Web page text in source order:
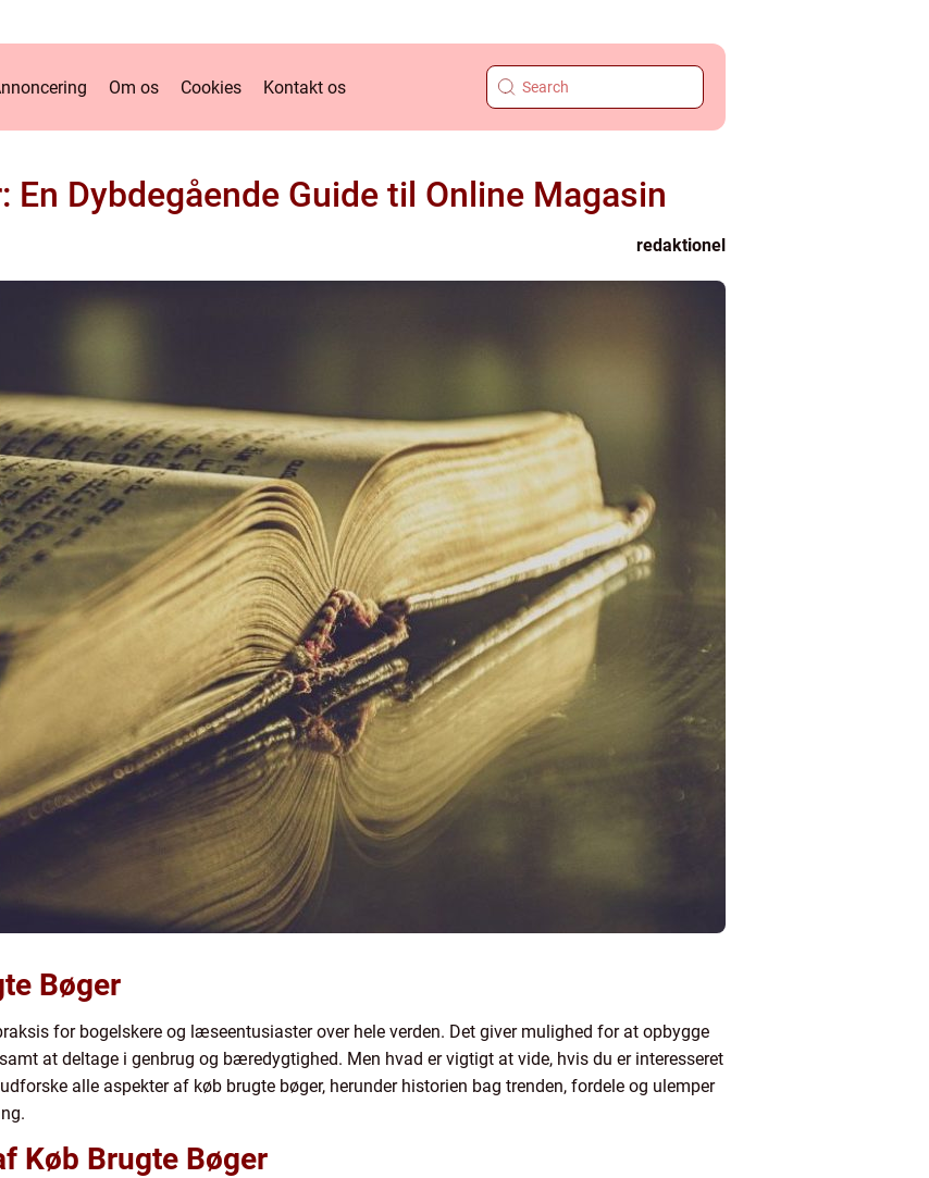
Om os Cookies Kontakt os
En Dybdegående Guide til Online Magasin
redaktionel
Bøger
for bogelskere og læseentusiaster over hele verden. Det giver mulighed for at opbygge
at deltage i genbrug og bæredygtighed. Men hvad er vigtigt at vide, hvis du er interesseret
alle aspekter af køb brugte bøger, herunder historien bag trenden, fordele og ulemper
Køb Brugte Bøger